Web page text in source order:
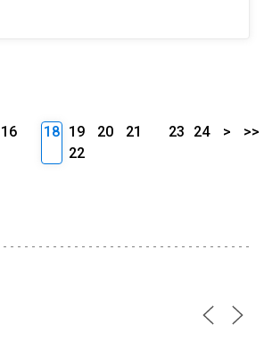
16
18 19 20
21
22
23 24 > >>